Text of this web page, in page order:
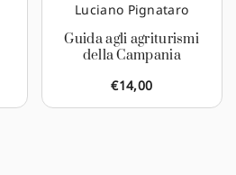
Luciano Pignataro
Guida agli agriturismi
della Campania
€14,00